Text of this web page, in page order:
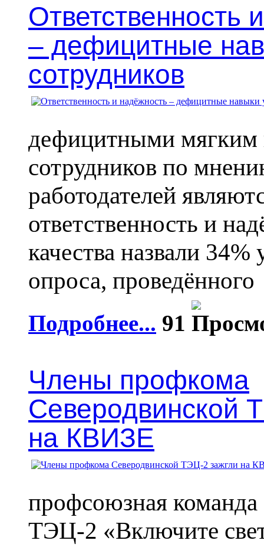
Ответственность
– дефицитные
сотрудников
дефицитными мягким
сотрудников по
работодателей
ответственность и
качества назвали 34%
опроса, проведённого
Подробнее... 91
Члены профкома
Северодвинской
на КВИЗЕ
профсоюзная
ТЭЦ-2 «Включите